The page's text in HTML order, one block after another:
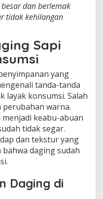
dan berlemak
tidak kehilangan
Sapi
yang
tanda-tanda
layak konsumsi. Salah
warna.
keabu-abuan
tidak segar.
dan tekstur yang
daging sudah
Daging di